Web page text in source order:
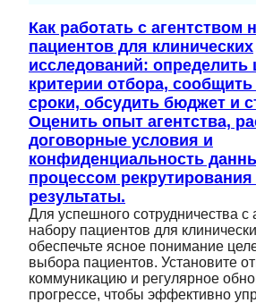
Как работать с агентством
пациентов для клинических
исследований: определить
критерии отбора,
сроки, обсудить бюджет и
Оценить опыт агентства,
договорные условия и
конфиденциальность
процессом
результаты.
Для успешного сотрудничества с
набору пациентов для
обеспечьте ясное понимание
выбора пациентов. Установите
коммуникацию и регулярное
прогрессе, чтобы эффективно